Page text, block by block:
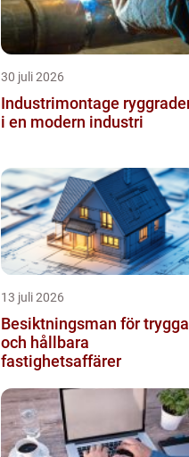
30 juli 2026
Industrimontage ryggraden
i en modern industri
13 juli 2026
Besiktningsman för trygga
och hållbara
fastighetsaffärer